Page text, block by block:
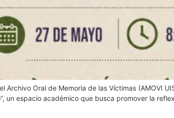
Oral de Memoria de las Víctimas (AMOVI
un espacio académico que busca promover la